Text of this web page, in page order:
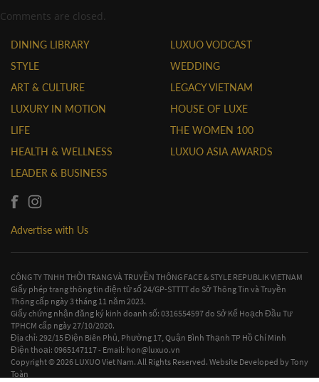
Comments are closed.
DINING LIBRARY
STYLE
ART & CULTURE
LUXURY IN MOTION
LIFE
HEALTH & WELLNESS
LEADER & BUSINESS
LUXUO VODCAST
WEDDING
LEGACY VIETNAM
HOUSE OF LUXE
THE WOMEN 100
LUXUO ASIA AWARDS
Advertise with Us
CÔNG TY TNHH THỜI TRANG VÀ TRUYỀN THÔNG FACE & STYLE REPUBLIK VIETNAM
Giấy phép trang thông tin điện tử số 24/GP-STTTT do Sở Thông Tin và Truyền
Thông cấp ngày 3 tháng 11 năm 2023.
Giấy chứng nhận đăng ký kinh doanh số: 0316554597 do Sở Kế Hoạch Đầu Tư
TPHCM cấp ngày 27/10/2020.
Địa chỉ: 292/15 Điện Biên Phủ, Phường 17, Quận Bình Thạnh TP Hồ Chí Minh
Điện thoại: 0965147117 - Email: hon@luxuo.vn
Copyright © 2026 LUXUO Viet Nam. All Rights Reserved. Website Developed byTony
Toàn